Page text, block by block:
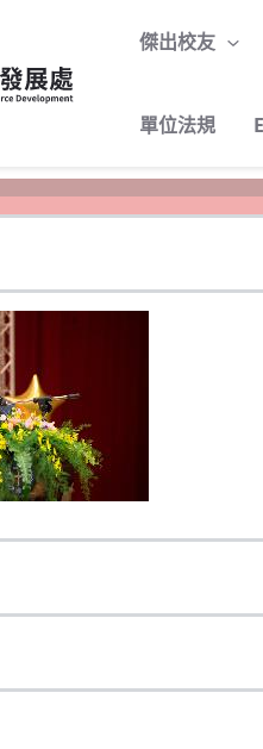
傑出校友
單位法規